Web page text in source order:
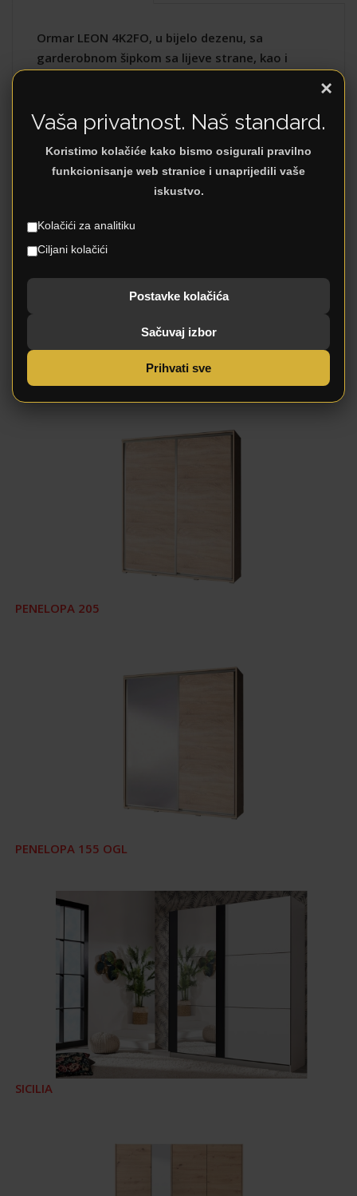
Ormar LEON 4K2FO, u bijelo dezenu, sa
garderobnom šipkom sa lijeve strane, kao i
strane, funkcionalno će doprinijeti organizaciji
ambijenta. Ogledalo na središnjem dijelu ormara
LEON 4K2FO estetski će oplemeniti i vizuelno
povećati ambijent životnog prostora u kome se
Širina161,0 cm
Povezani proizvodi
PENELOPA 205
PENELOPA 155 OGL
SICILIA
×
Vaša privatnost. Naš standard.
Koristimo kolačiće kako bismo osigurali pravilno
funkcionisanje web stranice i unaprijedili vaše
iskustvo.
Kolačići za analitiku
Ciljani kolačići
Postavke kolačića
Sačuvaj izbor
Prihvati sve